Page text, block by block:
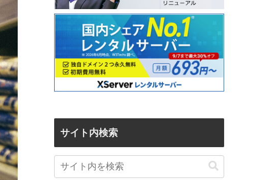
サイト内検索